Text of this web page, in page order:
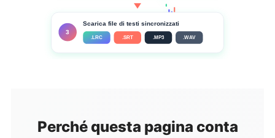
3
Scarica file di testi sincronizzati
.LRC .SRT .MP3 .WAV
Perché questa pagina conta